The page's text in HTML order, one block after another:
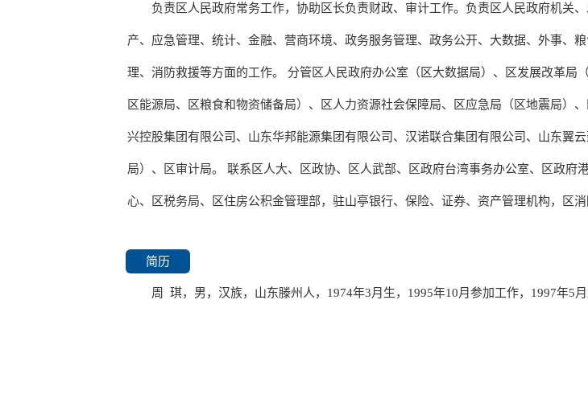
负责区人民政府常务工作，协助区长负责财政、审计工作。负责区人民政府机关
产、应急管理、统计、金融、营商环境、政务服务管理、政务公开、大数据、外事、
理、消防救援等方面的工作。 分管区人民政府办公室（区大数据局）、区发展改革局
区能源局、区粮食和物资储备局）、区人力资源社会保障局、区应急局（区地震局）
兴控股集团有限公司、山东华邦能源集团有限公司、汉诺联合集团有限公司、山东翼
局）、区审计局。 联系区人大、区政协、区人武部、区政府台湾事务办公室、区政
心、区税务局、区住房公积金管理部，驻山亭银行、保险、证券、资产管理机构，区消
简历
周 琪，男，汉族，山东滕州人，1974年3月生，1995年10月参加工作，1997年5